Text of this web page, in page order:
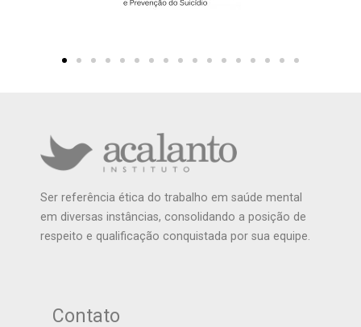
Ser referência ética do trabalho em saúde mental
em diversas instâncias, consolidando a posição de
respeito e qualificação conquistada por sua equipe.
Contato